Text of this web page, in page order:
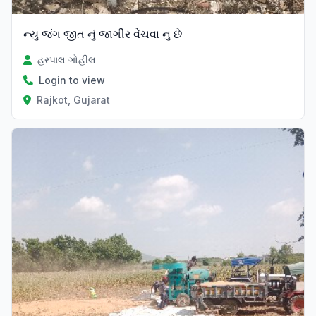
ન્યુ જંગ જીત નું જાગીર વેંચવા નુ છે
હરપાલ ગોહીલ
Login to view
Rajkot, Gujarat